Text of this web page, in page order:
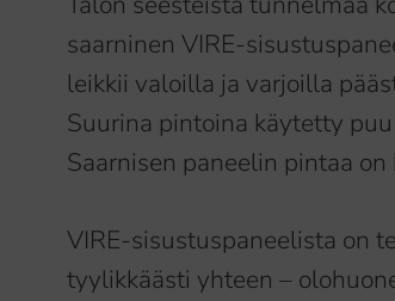
saarninen VIRE-
leikkii valoilla ja varjoilla
Suurina pintoina käytetty
Saarnisen paneelin pintaa
VIRE-sisustuspaneelista on
tyylikkäästi yhteen –